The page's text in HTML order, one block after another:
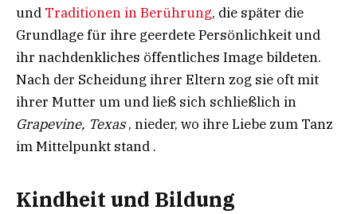
und Traditionen in Berührung, die später die
Grundlage für ihre geerdete Persönlichkeit und
ihr nachdenkliches öffentliches Image bildeten.
Nach der Scheidung ihrer Eltern zog sie oft mit
ihrer Mutter um und ließ sich schließlich in
Grapevine, Texas, nieder, wo ihre Liebe zum Tanz
im Mittelpunkt stand .
Kindheit und Bildung